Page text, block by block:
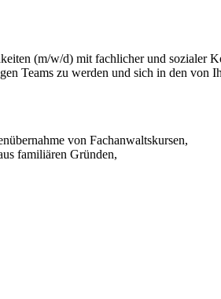
(m/w/d) mit fachlicher und
Teams zu werden und sich in den von
von Fachanwaltskursen,
familiären Gründen,